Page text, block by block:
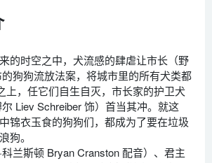
时空之中，犬流感的肆虐让市长（野
狗狗流放法案，将城市里的所有犬类都
上，任它们自生自灭，市长家的护卫犬
尔 Liev Schreiber 饰）首当其冲。就这
锦衣玉食的狗狗们，都成为了要在垃圾
狗。
兰斯顿 Bryan Cranston 配音）、君主